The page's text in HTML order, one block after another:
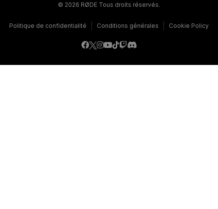
© 2026 RØDE Tous droits réservés.
Politique de confidentialité Conditions générales Cookie Policy